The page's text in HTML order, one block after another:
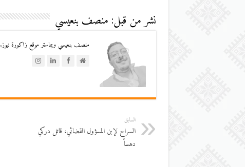
نشر من قبل: منصف بنعيسي
منصف بنعيسي ويبماستر موقع زاكورة نيوز.
السابق
السراح لإبن المسؤول القضائي، قاتل دركي
دهساً